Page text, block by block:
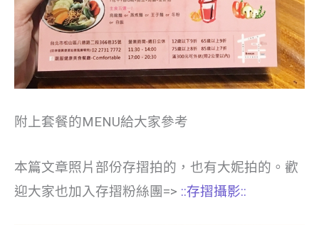
附上套餐的MENU給大家參考
本篇文章照片部份存摺拍的，也有大妮拍的。歡
迎大家也加入存摺粉絲團=> ::存摺攝影::